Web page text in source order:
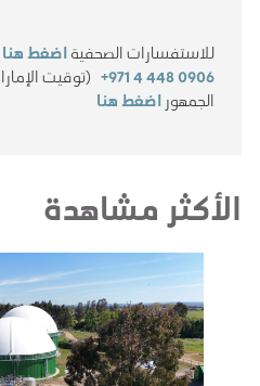
للاستفسارات الصحفيةاضغط هنا
+971 4 448 0906
الجمهور اضغط هنا
الأكثر مشاهدة